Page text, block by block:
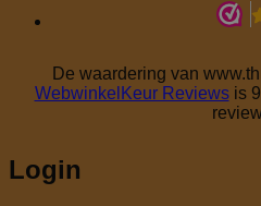
De waardering van
WebwinkelKeur Reviewsis
Login